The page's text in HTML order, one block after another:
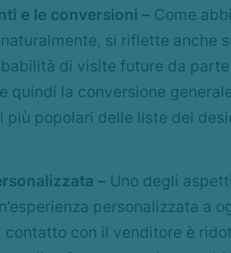
e le conversioni – Come
si riflette anche
di visite future da
quindi la conversione
popolari delle liste dei
– Uno degli
personalizzata a
con il venditore è